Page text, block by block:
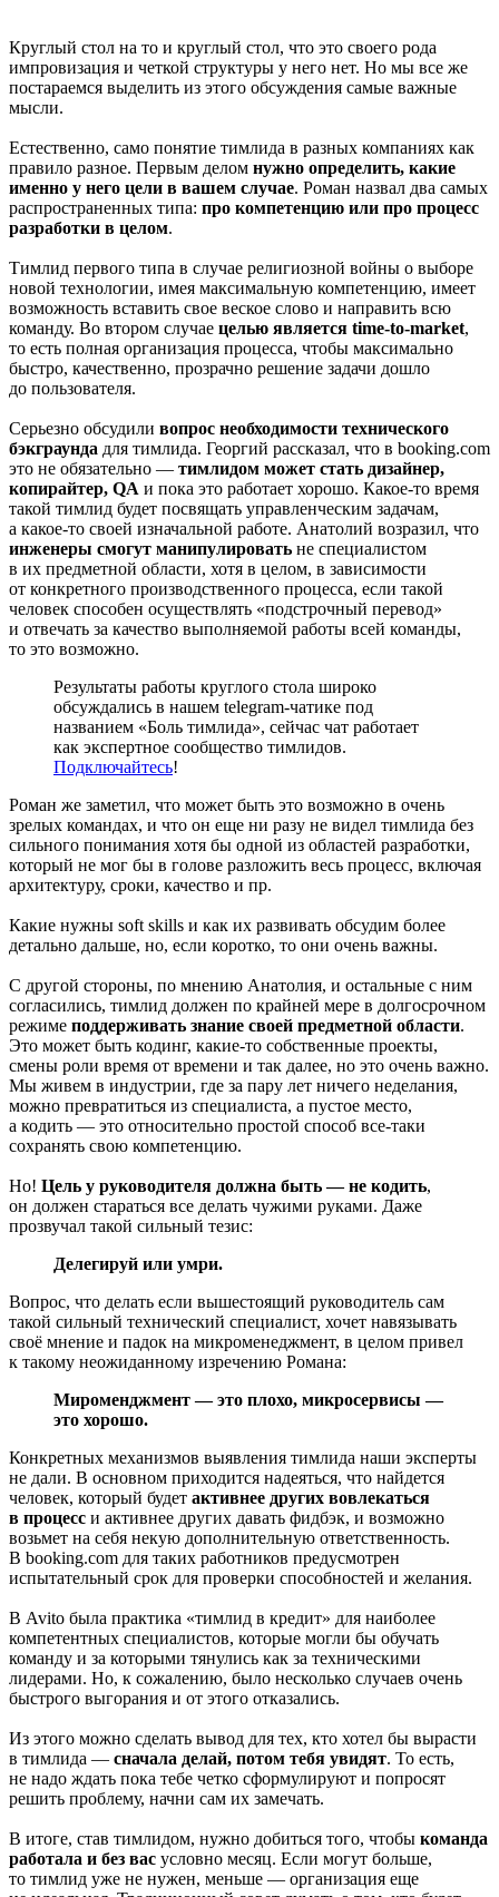
Круглый стол на то и круглый стол, что это своего рода
импровизация и четкой структуры у него нет. Но мы все же
постараемся выделить из этого обсуждения самые важные
мыcли.
Естественно, само понятие тимлида в разных компаниях как
правило разное. Первым делом нужно определить, какие
именно у него цели в вашем случае. Роман назвал два самых
распространенных типа: про компетенцию или про процесс
разработки в целом.
Тимлид первого типа в случае религиозной войны о выборе
новой технологии, имея максимальную компетенцию, имеет
возможность вставить свое веское слово и направить всю
команду. Во втором случае целью является time-to-market,
то есть полная организация процесса, чтобы максимально
быстро, качественно, прозрачно решение задачи дошло
до пользователя.
Серьезно обсудили вопрос необходимости технического
бэкграунда для тимлида. Георгий рассказал, что в booking.com
это не обязательно — тимлидом может стать дизайнер,
копирайтер, QA и пока это работает хорошо. Какое-то время
такой тимлид будет посвящать управленческим задачам,
а какое-то своей изначальной работе. Анатолий возразил, что
инженеры смогут манипулировать не специалистом
в их предметной области, хотя в целом, в зависимости
от конкретного производственного процесса, если такой
человек способен осуществлять «подстрочный перевод»
и отвечать за качество выполняемой работы всей команды,
то это возможно.
Результаты работы круглого стола широко
обсуждались в нашем telegram-чатике под
названием «Боль тимлида», сейчас чат работает
как экспертное сообщество тимлидов.
Подключайтесь!
Роман же заметил, что может быть это возможно в очень
зрелых командах, и что он еще ни разу не видел тимлида без
сильного понимания хотя бы одной из областей разработки,
который не мог бы в голове разложить весь процесс, включая
архитектуру, сроки, качество и пр.
Какие нужны soft skills и как их развивать обсудим более
детально дальше, но, если коротко, то они очень важны.
С другой стороны, по мнению Анатолия, и остальные с ним
согласились, тимлид должен по крайней мере в долгосрочном
режиме поддерживать знание своей предметной области.
Это может быть кодинг, какие-то собственные проекты,
смены роли время от времени и так далее, но это очень важно.
Мы живем в индустрии, где за пару лет ничего неделания,
можно превратиться из специалиста, а пустое место,
а кодить — это относительно простой способ все-таки
сохранять свою компетенцию.
Но! Цель у руководителя должна быть — не кодить,
он должен стараться все делать чужими руками. Даже
прозвучал такой сильный тезис:
Делегируй или умри.
Вопрос, что делать если вышестоящий руководитель сам
такой сильный технический специалист, хочет навязывать
своё мнение и падок на микроменеджмент, в целом привел
к такому неожиданному изречению Романа:
Мироменджмент — это плохо, микросервисы —
это хорошо.
Конкретных механизмов выявления тимлида наши эксперты
не дали. В основном приходится надеяться, что найдется
человек, который будет активнее других вовлекаться
в процесс и активнее других давать фидбэк, и возможно
возьмет на себя некую дополнительную ответственность.
В booking.com для таких работников предусмотрен
испытательный срок для проверки способностей и желания.
В Avito была практика «тимлид в кредит» для наиболее
компетентных специалистов, которые могли бы обучать
команду и за которыми тянулись как за техническими
лидерами. Но, к сожалению, было несколько случаев очень
быстрого выгорания и от этого отказались.
Из этого можно сделать вывод для тех, кто хотел бы вырасти
в тимлида — сначала делай, потом тебя увидят. То есть,
не надо ждать пока тебе четко сформулируют и попросят
решить проблему, начни сам их замечать.
В итоге, став тимлидом, нужно добиться того, чтобы команда
работала и без вас условно месяц. Если могут больше,
то тимлид уже не нужен, меньше — организация еще